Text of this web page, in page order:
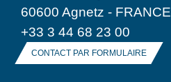
60600 Agnetz - FRANCE
+33 3 44 68 23 00
CONTACT PAR FORMULAIRE